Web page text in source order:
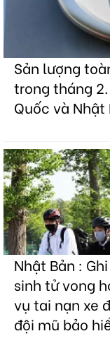
Sản lượng
trong tháng
Quốc và Nhật
Nhật Bản :
sinh tử vong
vụ tai nạn xe
đội mũ bảo